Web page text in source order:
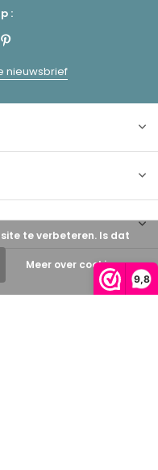
9,8
:
nieuwsbrief
te verbeteren. Is dat
Meer over cookies »